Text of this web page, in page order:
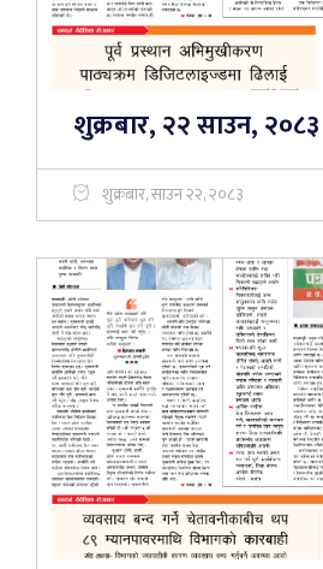
शुक्रबार, २२ साउन, २०८३
शुक्रबार, साउन २२, २०८३